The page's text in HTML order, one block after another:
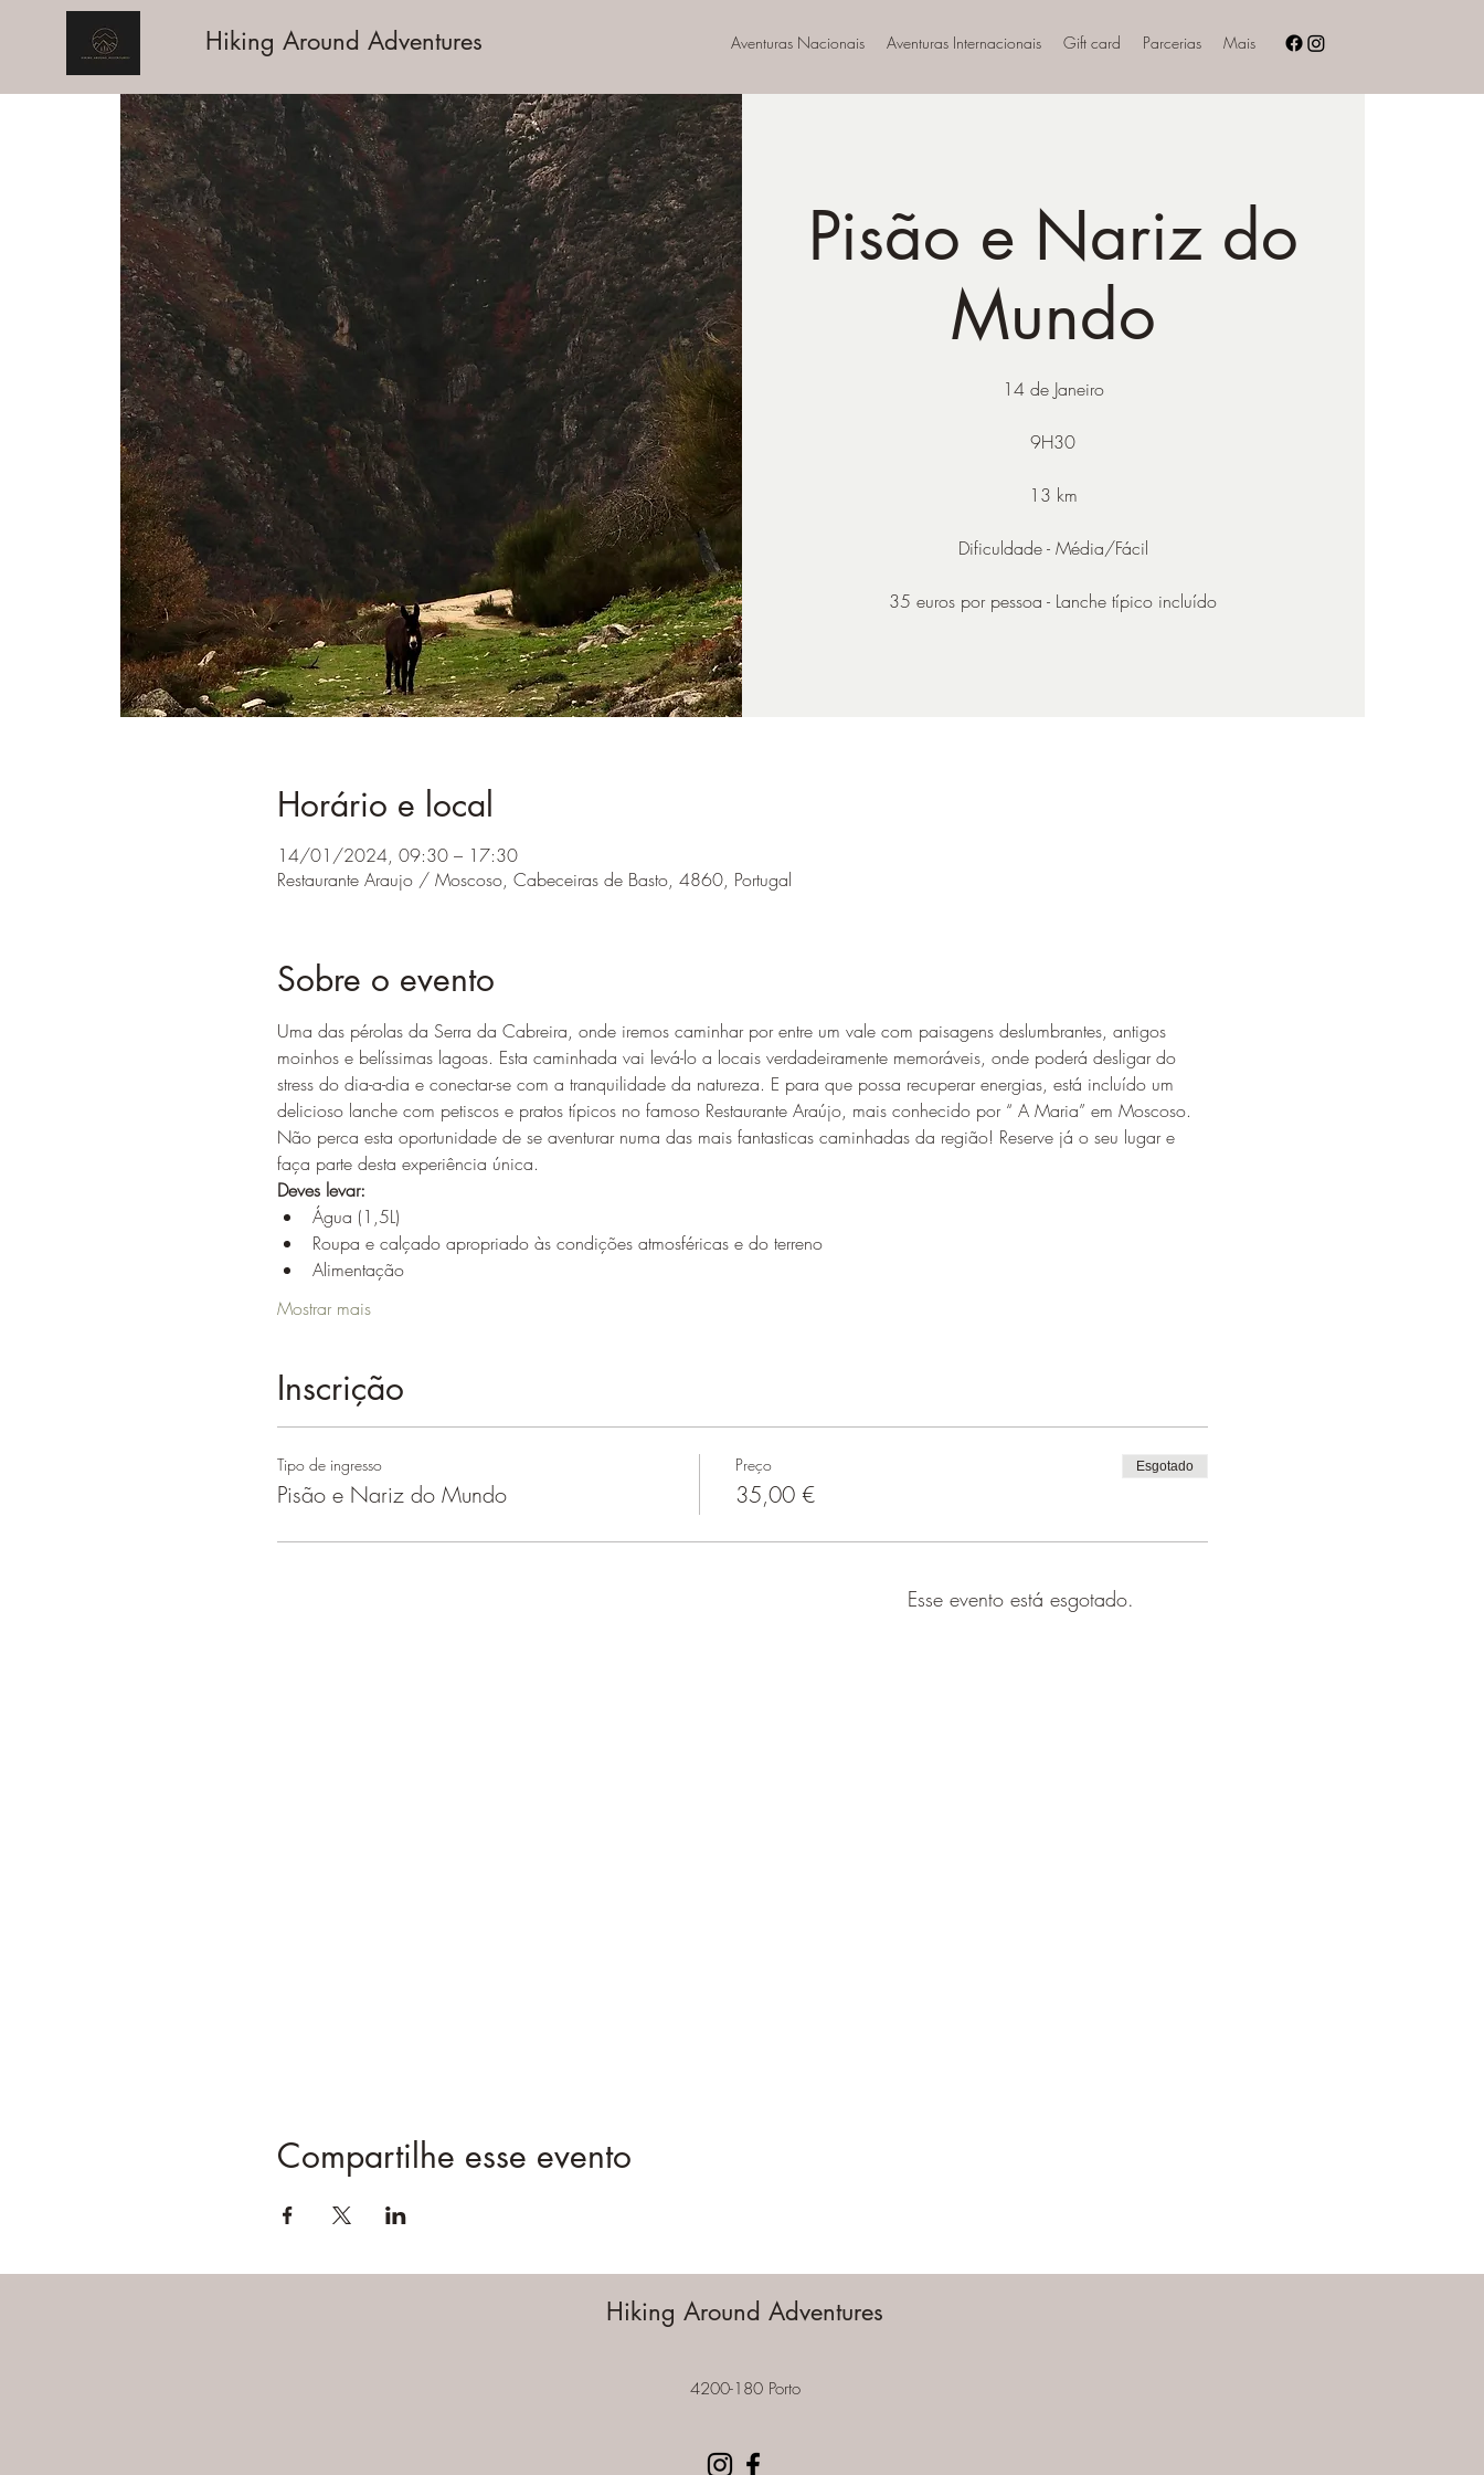
Hiking Around Adventures Aventuras Nacionais Aventuras Internacionais Gift card Parcerias Mais
Pisão e Nariz do
Mundo
14 de Janeiro
9H30
13 km
Dificuldade - Média/Fácil
35 euros por pessoa - Lanche típico incluído
Horário e local
14/01/2024, 09:30 – 17:30
Restaurante Araujo / Moscoso, Cabeceiras de Basto, 4860, Portugal
Sobre o evento
Uma das pérolas da Serra da Cabreira, onde iremos caminhar por entre um vale com paisagens deslumbrantes, antigos
moinhos e belíssimas lagoas. Esta caminhada vai levá-lo a locais verdadeiramente memoráveis, onde poderá desligar do
stress do dia-a-dia e conectar-se com a tranquilidade da natureza. E para que possa recuperar energias, está incluído um
delicioso lanche com petiscos e pratos típicos no famoso Restaurante Araújo, mais conhecido por “ A Maria” em Moscoso.
Não perca esta oportunidade de se aventurar numa das mais fantasticas caminhadas da região! Reserve já o seu lugar e
faça parte desta experiência única.
Deves levar:
Água (1,5L)
Roupa e calçado apropriado às condições atmosféricas e do terreno
Alimentação
Mostrar mais
Inscrição
Tipo de ingresso
Pisão e Nariz do Mundo
Preço
35,00 €
Esgotado
Esse evento está esgotado.
Compartilhe esse evento
Hiking Around Adventures
4200-180 Porto